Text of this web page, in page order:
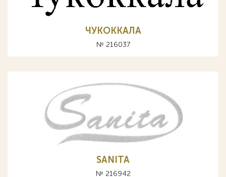
ЧУКОККАЛА
№ 216037
SANITA
№ 216942